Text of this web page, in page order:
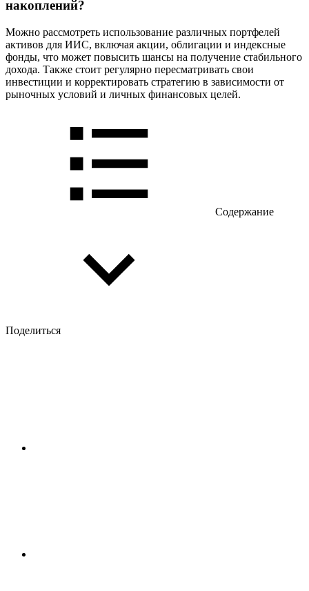
накоплений?
Можно рассмотреть использование различных портфелей
активов для ИИС, включая акции, облигации и индексные
фонды, что может повысить шансы на получение стабильного
дохода. Также стоит регулярно пересматривать свои
инвестиции и корректировать стратегию в зависимости от
рыночных условий и личных финансовых целей.
Содержание
Поделиться